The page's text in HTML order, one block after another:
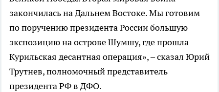
закончилась на Дальнем Востоке. Мы готовим
по поручению президента России большую
экспозицию на острове Шумшу, где прошла
Курильская десантная операция», – сказал Юрий
Трутнев, полномочный представитель
президента РФ в ДФО.